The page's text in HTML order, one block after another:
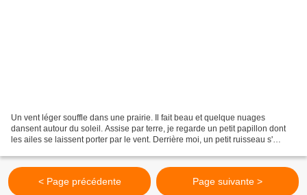
Un vent léger souffle dans une prairie. Il fait beau et quelque nuages
dansent autour du soleil. Assise par terre, je regarde un petit papillon dont
les ailes se laissent porter par le vent. Derrière moi, un petit ruisseau s'
< Page précédente Page suivante >